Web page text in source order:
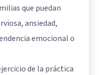
que puedan
ansiedad,
emocional o
de la práctica